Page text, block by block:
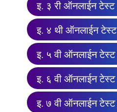
इ. ३ री ऑनलाईन टेस्ट
इ. ४ थी ऑनलाईन टेस्ट
इ. ५ वी ऑनलाईन टेस्ट
इ. ६ वी ऑनलाईन टेस्ट
इ. ७ वी ऑनलाईन टेस्ट